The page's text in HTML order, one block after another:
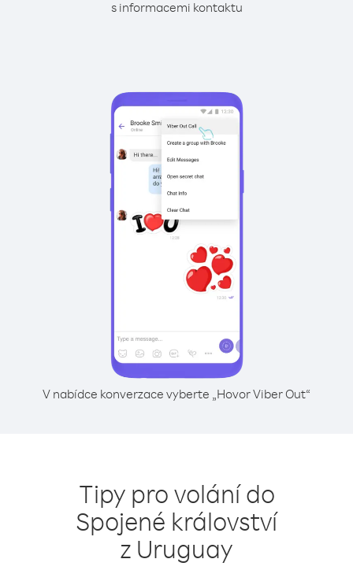
s informacemi kontaktu
V nabídce konverzace vyberte „Hovor Viber Out“
Tipy pro volání do
Spojené království
z Uruguay